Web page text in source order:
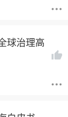
球治理高